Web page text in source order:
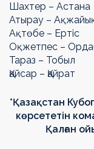
Шахтер – Астана
Атырау –
Ақтөбе – Ертіс
Оқжетпес –
Тараз – Тобыл
Қайсар – Қайрат
*Қазақстан
көрсететін
Қалған